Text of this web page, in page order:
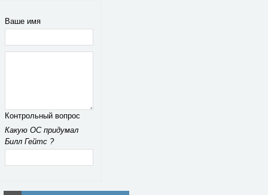
Ваше имя
Контрольный вопрос
Какую ОС придумал
Билл Гейтс ?